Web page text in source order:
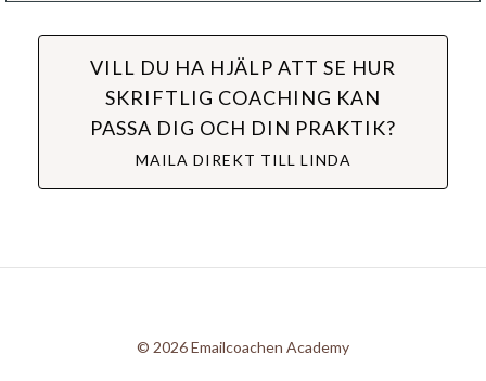
VILL DU HA HJÄLP ATT SE HUR
SKRIFTLIG COACHING KAN
PASSA DIG OCH DIN PRAKTIK?
MAILA DIREKT TILL LINDA
© 2026 Emailcoachen Academy